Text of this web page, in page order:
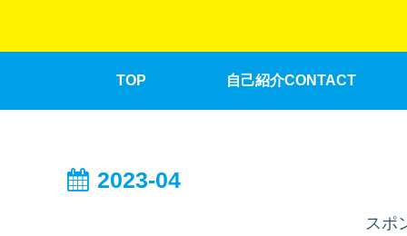
TOP 自己紹介CONTACT
2023-04
スポ